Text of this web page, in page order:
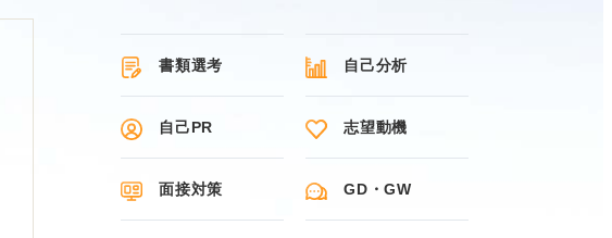
書類選考 自己分析
自己PR 志望動機
面接対策 GD・GW